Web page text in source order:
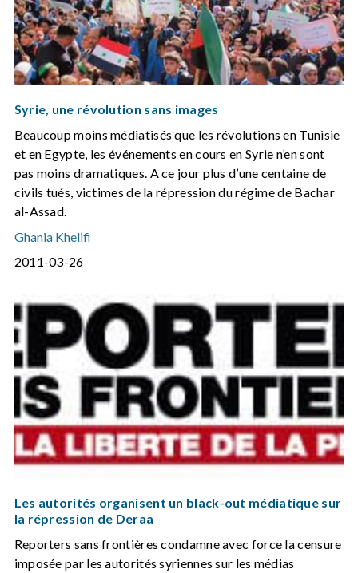
Syrie, une révolution sans images
Beaucoup moins médiatisés que les révolutions en Tunisie
et en Egypte, les événements en cours en Syrie n’en sont
pas moins dramatiques. A ce jour plus d’une centaine de
civils tués, victimes de la répression du régime de Bachar
al-Assad.
Ghania Khelifi
2011-03-26
Les autorités organisent un black-out médiatique sur
la répression de Deraa
Reporters sans frontières condamne avec force la censure
imposée par les autorités syriennes sur les médias